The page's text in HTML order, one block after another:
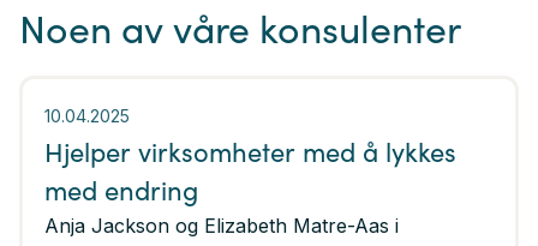
Noen av våre konsulenter
10.04.2025
Hjelper virksomheter med å lykkes
med endring
Anja Jackson og Elizabeth Matre-Aas i